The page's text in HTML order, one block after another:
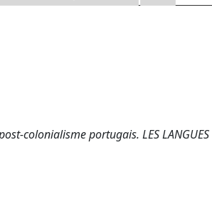
colonialisme portugais. LES LANGUES